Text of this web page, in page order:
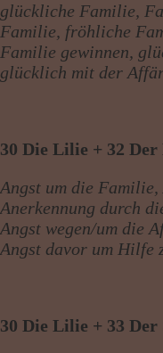
glückliche Familie,
Familie, fröhliche
Familie gewinnen,
glücklich mit der
30 Die Lilie + 32 Der
Angst um die
Anerkennung durch
Angst wegen/um die
Angst davor um Hilfe
30 Die Lilie + 33 Der